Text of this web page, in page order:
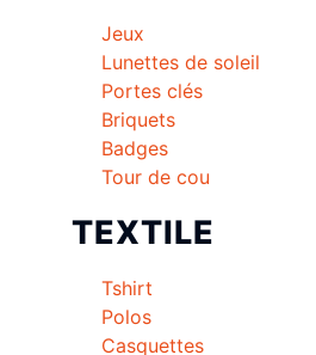
Jeux
Lunettes de soleil
Portes clés
Briquets
Badges
Tour de cou
TEXTILE
Tshirt
Polos
Casquettes